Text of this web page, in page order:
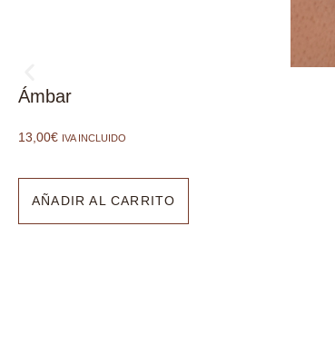
Ámbar
13,00€ IVA INCLUIDO
AÑADIR AL CARRITO